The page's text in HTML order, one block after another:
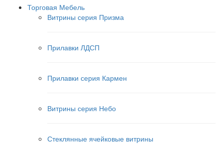
Торговая Мебель
Витрины серия Призма
Прилавки ЛДСП
Прилавки серия Кармен
Витрины серия Небо
Стеклянные ячейковые витрины